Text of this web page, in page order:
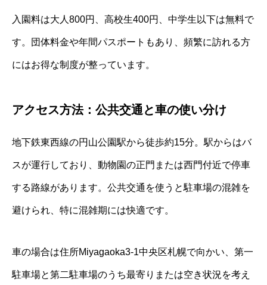
入園料は大人800円、高校生400円、中学生以下は無料で
す。団体料金や年間パスポートもあり、頻繁に訪れる方
にはお得な制度が整っています。
アクセス方法：公共交通と車の使い分け
地下鉄東西線の円山公園駅から徒歩約15分。駅からはバ
スが運行しており、動物園の正門または西門付近で停車
する路線があります。公共交通を使うと駐車場の混雑を
避けられ、特に混雑期には快適です。
車の場合は住所Miyagaoka3-1中央区札幌で向かい、第一
駐車場と第二駐車場のうち最寄りまたは空き状況を考え